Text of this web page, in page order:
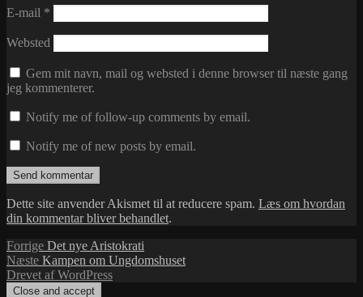
E-mail *
Websted
Gem mit navn, mail og websted i denne browser til næste gang
jeg kommenterer.
Notify me of follow-up comments by email.
Notify me of new posts by email.
Dette site anvender Akismet til at reducere spam. Læs om hvordan
din kommentar bliver behandlet.
Indlægsnavigation
Forrige Forrige
indlæg:
Det nye Aristokrati
Næste Næste
indlæg:
Kampen om Ungdomshuset
Drevet af WordPress